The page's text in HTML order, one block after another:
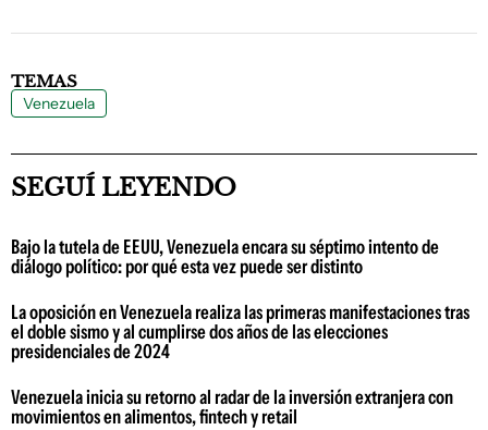
TEMAS
Venezuela
SEGUÍ LEYENDO
Bajo la tutela de EEUU, Venezuela encara su séptimo intento de
diálogo político: por qué esta vez puede ser distinto
La oposición en Venezuela realiza las primeras manifestaciones tras
el doble sismo y al cumplirse dos años de las elecciones
presidenciales de 2024
Venezuela inicia su retorno al radar de la inversión extranjera con
movimientos en alimentos, fintech y retail